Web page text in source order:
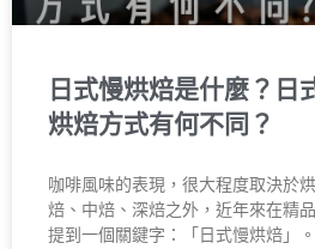
日式慢烘焙是什麼？日
烘焙方式有何不同？
咖啡風味的表現，很大程度取決於
焙、中焙、深焙之外，近年來在精
提到一個關鍵字：「日式慢烘焙」